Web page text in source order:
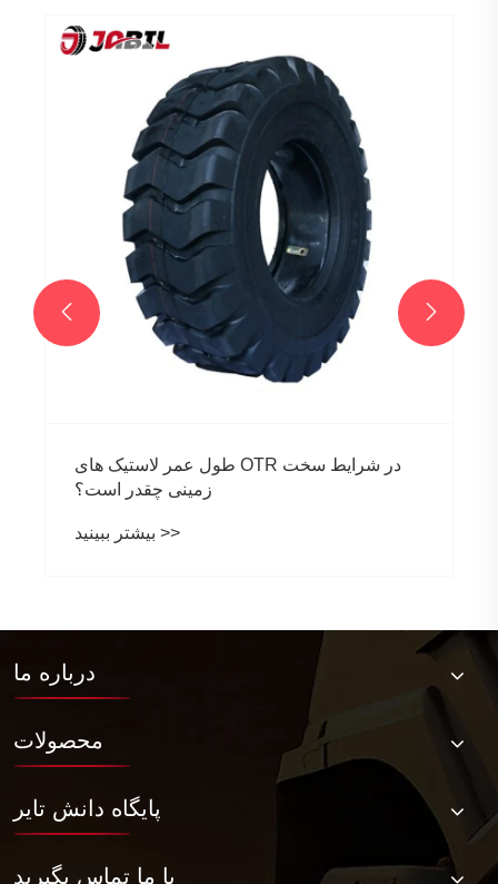
طول عمر لاستیک های OTR در شرایط سخت
زمینی چقدر است؟
بیشتر ببینید >>
 
درباره ما
محصولات
پایگاه دانش تایر
با ما تماس بگیرید